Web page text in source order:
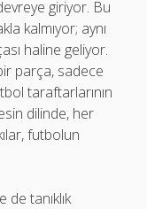
giriyor. Bu
kalmıyor; aynı
haline geliyor.
parça, sadece
taraftarlarının
dilinde, her
futbolun
de tanıklık